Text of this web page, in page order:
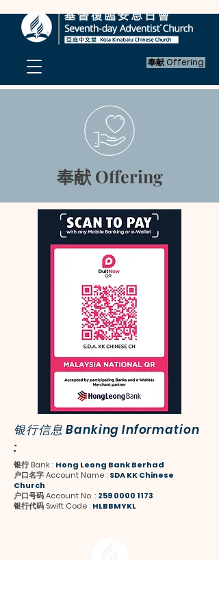
奉献 Offering
奉献 Offering
银行信息 Banking Information
:
银行 Bank: Hong Leong Bank Berhad
户口名字 Account Name : SDA KK Chinese
Church
户口号码 Account No. : 259 0000 1173
银行代码 Swift Code : HLBBMYKL